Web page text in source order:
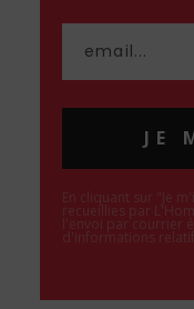
JE
En cliquant sur "Je
recueillies par
l'envoi par courrier
d'informations